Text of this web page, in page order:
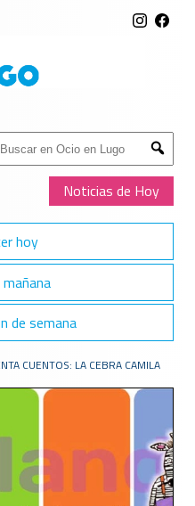
Submit
Noticias de Hoy
hoy
de semana
CUENTOS: LA CEBRA CAMILA